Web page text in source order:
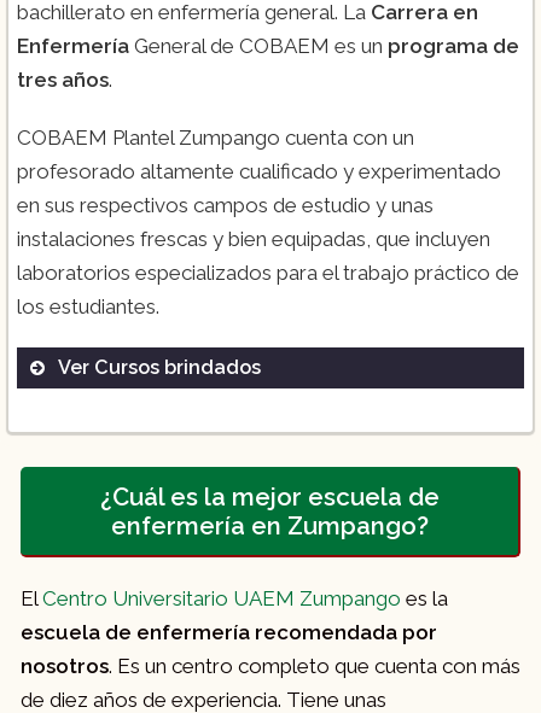
bachillerato en enfermería general. La Carrera en
Enfermería General de COBAEM es un programa de
tres años.
COBAEM Plantel Zumpango cuenta con un
profesorado altamente cualificado y experimentado
en sus respectivos campos de estudio y unas
instalaciones frescas y bien equipadas, que incluyen
laboratorios especializados para el trabajo práctico de
los estudiantes.
Ver Cursos brindados
y está diseñado para proporcionar a los
estudiantes los conocimientos y
habilidades necesarias para trabajar como
técnicos en enfermería en diferentes
entornos de atención médica.
¿Cuál es la mejor escuela de
enfermería en Zumpango?
ElCentro Universitario UAEM Zumpango es la
escuela de enfermería recomendada por
nosotros. Es un centro completo que cuenta con más
de diez años de experiencia. Tiene unas